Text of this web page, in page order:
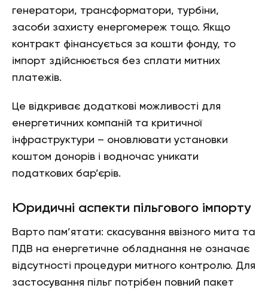
генератори, трансформатори, турбіни,
засоби захисту енергомереж тощо. Якщо
контракт фінансується за кошти фонду, то
імпорт здійснюється без сплати митних
платежів.
Це відкриває додаткові можливості для
енергетичних компаній та критичної
інфраструктури – оновлювати установки
коштом донорів і водночас уникати
податкових бар’єрів.
Юридичні аспекти пільгового імпорту
Варто пам’ятати: скасування ввізного мита та
ПДВ на енергетичне обладнання не означає
відсутності процедури митного контролю. Для
застосування пільг потрібен повний пакет